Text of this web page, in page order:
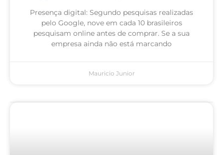
Presença digital: Segundo pesquisas realizadas
pelo Google, nove em cada 10 brasileiros
pesquisam online antes de comprar. Se a sua
empresa ainda não está marcando
Mauricio Junior